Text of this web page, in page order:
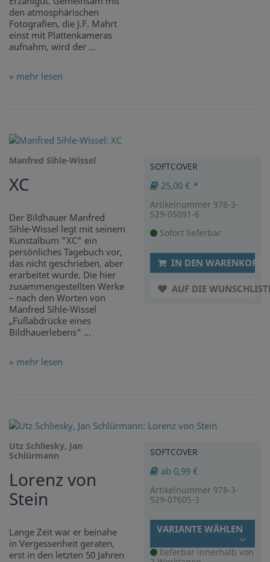
den atmosphärischen
Fotografien, die J.F. Mahrt
einst mit Plattenkameras
aufnahm, wird der ...
» mehr lesen
Manfred Sihle-Wissel
XC
Der Bildhauer Manfred
Sihle-Wissel legt mit seinem
Kunstalbum "XC" ein
persönliches Tagebuch vor,
das nicht geschrieben, aber
erarbeitet wurde. Die hier
zusammengestellten Werke
– nach den Worten von
Manfred Sihle-Wissel
„Fußabdrücke eines
Bildhauerlebens“ ...
» mehr lesen
SOFTCOVER
25,00 € *
Artikelnummer 978-3-
529-05091-6
Sofort lieferbar
IN DEN WARENKORB
AUF DIE
Utz Schliesky, Jan
Schlürmann
Lorenz von
Stein
Lange Zeit war er beinahe
in Vergessenheit geraten,
erst in den letzten 50 Jahren
SOFTCOVER
ab 0,99 €
Artikelnummer 978-3-
529-07605-3
VARIANTE WÄHLEN
lieferbar innerhalb von